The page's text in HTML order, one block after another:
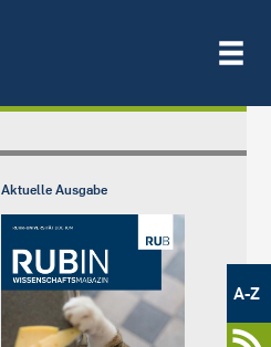
Metamenü
-
Newsportal
A-Z
Aktuelle Ausgabe